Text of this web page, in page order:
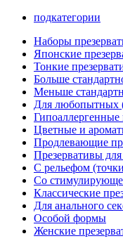
подкатегории
Наборы
Японские
Тонкие
Больше
Меньше
Для любопытных
Гипоаллергенные
Цветные и
Продлевающие
Презервативы для
С рельефом
Со
Классические
Для анального
Особой формы
Женские